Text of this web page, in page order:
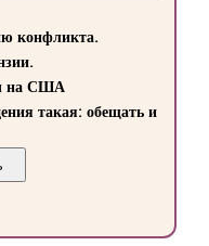
конфликта.
на США
такая: обещать и